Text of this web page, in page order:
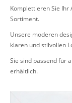
Komplettieren Sie
Sortiment.
Unsere moderen
klaren und stilvollen
Sie sind passend für
erhältlich.